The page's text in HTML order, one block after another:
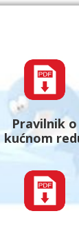
Pravilnik o
kućnom